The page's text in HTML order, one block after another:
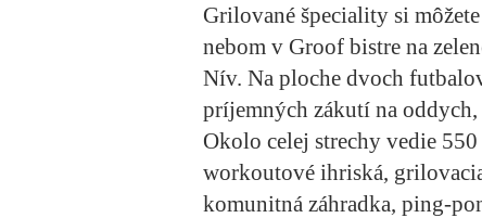
Grilované špeciality si
nebom v Groof bistre na
Nív. Na ploche dvoch
príjemných zákutí na
Okolo celej strechy vedie
workoutové ihriská,
komunitná záhradka, ping-